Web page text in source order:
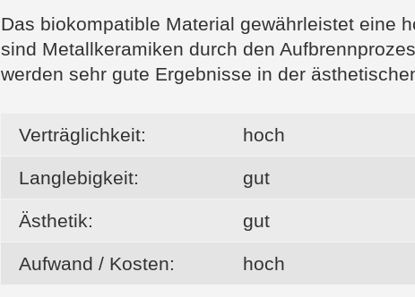
Das biokompatible Material gewährleistet eine
sind Metallkeramiken durch den
werden sehr gute Ergebnisse in der
Verträglichkeit: hoch
Langlebigkeit: gut
Ästhetik: gut
Aufwand / Kosten: hoch